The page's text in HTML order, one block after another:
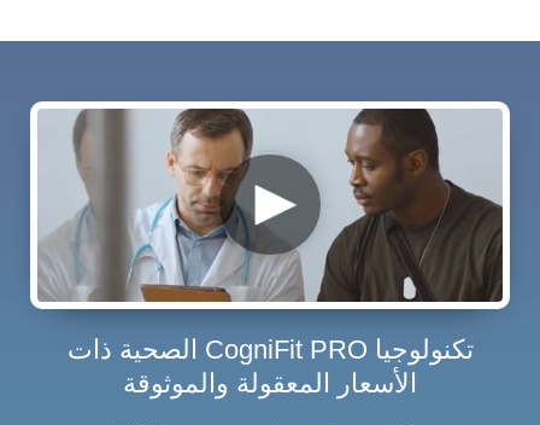
تكنولوجيا CogniFit PRO الصحية ذات
الأسعار المعقولة والموثوقة